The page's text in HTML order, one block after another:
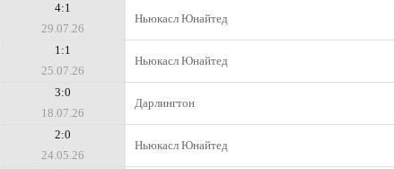
4:1
29.07.26
Ньюкасл Юнайтед
1:1
25.07.26
Ньюкасл Юнайтед
3:0
18.07.26
Дарлингтон
2:0
24.05.26
Ньюкасл Юнайтед